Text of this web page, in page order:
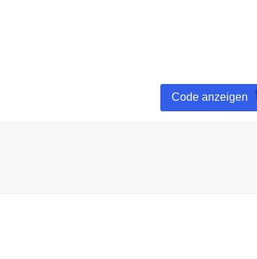
Code anzeigen